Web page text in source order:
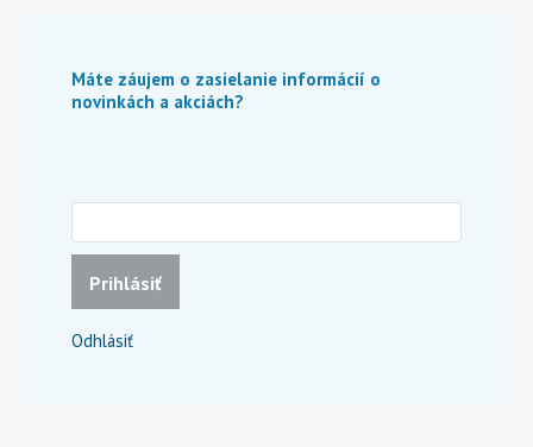
Máte záujem o zasielanie informácií o
novinkách a akciách?
Prihlásiť
Odhlásiť